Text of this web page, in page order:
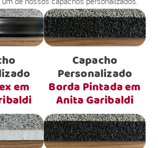
em
Capacho
Personalizado
Borda Pintada em
Anita Garibaldi